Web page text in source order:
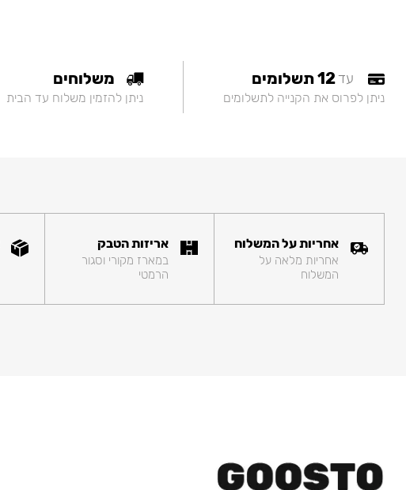
עד12 תשלומים
ניתן לפרוס את הקנייה לתשלומים
משלוחים
ניתן להזמין משלוח עד הבית
אחריות על המשלוח
אחריות מלאה על
המשלוח
אריזות הטבק
במארז מקורי וסגור
הרמטי